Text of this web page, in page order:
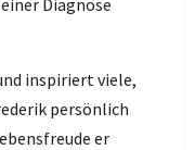
Diagnose
inspiriert viele,
persönlich
er